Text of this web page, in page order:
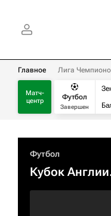
Главное Лига
Матч-
центр
Футбол
Завершен
Футбол
Кубок